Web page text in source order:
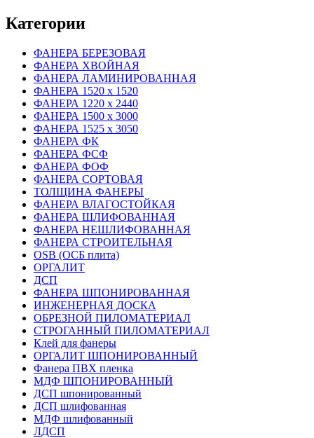
Категории
ФАНЕРА БЕРЕЗОВАЯ
ФАНЕРА ХВОЙНАЯ
ФАНЕРА ЛАМИНИРОВАННАЯ
ФАНЕРА 1520 х 1520
ФАНЕРА 1220 х 2440
ФАНЕРА 1500 х 3000
ФАНЕРА 1525 х 3050
ФАНЕРА ФК
ФАНЕРА ФСФ
ФАНЕРА ФОФ
ФАНЕРА СОРТОВАЯ
ТОЛЩИНА ФАНЕРЫ
ФАНЕРА ВЛАГОСТОЙКАЯ
ФАНЕРА ШЛИФОВАННАЯ
ФАНЕРА НЕШЛИФОВАННАЯ
ФАНЕРА СТРОИТЕЛЬНАЯ
OSB (ОСБ плита)
ОРГАЛИТ
ДСП
ФАНЕРА ШПОНИРОВАННАЯ
ИНЖЕНЕРНАЯ ДОСКА
ОБРЕЗНОЙ ПИЛОМАТЕРИАЛ
СТРОГАННЫЙ ПИЛОМАТЕРИАЛ
Клей для фанеры
ОРГАЛИТ ШПОНИРОВАННЫЙ
Фанера ПВХ пленка
МДФ ШПОНИРОВАННЫЙ
ДСП шпонированный
ДСП шлифованная
МДФ шлифованный
ЛДСП